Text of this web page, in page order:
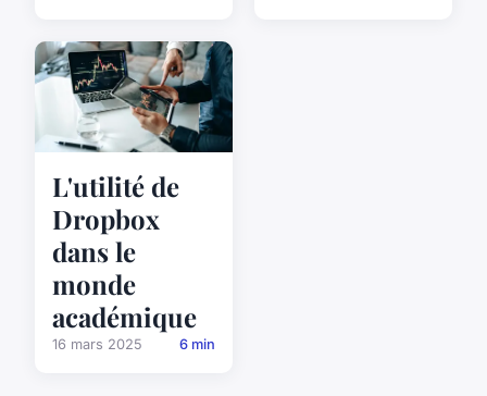
L'utilité de
Dropbox
dans le
monde
académique
16 mars 2025 6 min